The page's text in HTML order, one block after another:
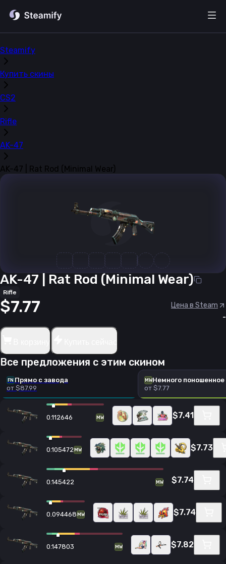
Steamify
Купить скины
CS2
Rifle
AK-47
AK-47 | Rat Rod (Minimal Wear)
AK-47 | Rat Rod (Minimal Wear)
Rifle
$7.77
Цена в Steam
-
Все предложения с этим скином
FN Прямо с завода
от $87.99
MWНемного поношенное
от $7.77
0.112646 MW $7.41
0.105472 MW $7.73
0.145422 MW $7.74
0.094468 MW $7.74
0.147803 MW $7.82